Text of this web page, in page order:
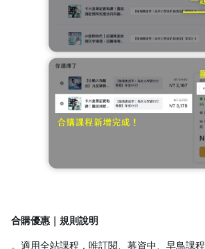
合購優惠｜規則說明
。適用全站課程，唯訂閱、募資中、早鳥課程